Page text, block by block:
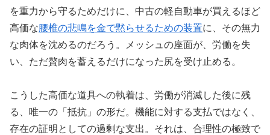
を重力から守るためだけに、中古の軽自動車が買えるほど
高価な腰椎の悲鳴を金で黙らせるための装置に、その無力
な肉体を沈めるのだろう。メッシュの座面が、労働を失
い、ただ贅肉を蓄えるだけになった尻を受け止める。
こうした高価な道具への執着は、労働が消滅した後に残
る、唯一の「抵抗」の形だ。機能に対する支払ではなく、
存在の証明としての過剰な支出。それは、合理性の極致で